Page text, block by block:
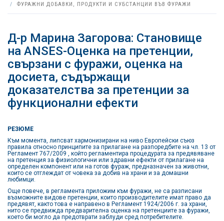
ФУРАЖНИ ДОБАВКИ, ПРОДУКТИ И СУБСТАНЦИИ ВЪВ ФУРАЖИ
Д-р Марина Загорова: Становище
на ANSES-Оценка на претенции,
свързани с фуражи, оценка на
досиета, съдържащи
доказателства за претенции за
функционални ефекти
РЕЗЮМЕ
Към момента, липсват хармонизирани на ниво Европейски съюз
правила относно принципите за прилагане на разпоредбите на чл. 13 от
Регламент 767/2009 , който регламентира процедурата за предявяване
на претенция за физиологични или здравни ефекти от прилагане на
определен компонент или на готов фураж, предназначен за животни,
които се отглеждат от човека за добив на храни и за домашни
любимци.
Още повече, в регламента приложим към фуражи, не са разписани
възможните видове претенции, които производителите имат право да
предявят, както това е направено в Регламент 1924/2006 г. за храни,
нито се предвижда предварителна оценка на претенциите за фуражи,
което би могло да предотврати заблуди сред потребителите.